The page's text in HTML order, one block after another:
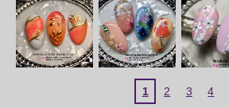
1 2 3 4